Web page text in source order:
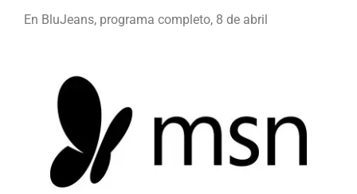
En BluJeans, programa completo, 8 de abril